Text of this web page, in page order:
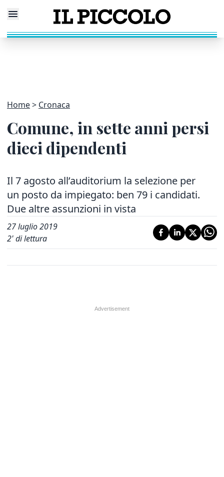
Home Cronaca
Comune, in sette anni persi
dieci dipendenti
Il 7 agosto all’auditorium la selezione per
un posto da impiegato: ben 79 i candidati.
Due altre assunzioni in vista
27 luglio 2019
2' di lettura